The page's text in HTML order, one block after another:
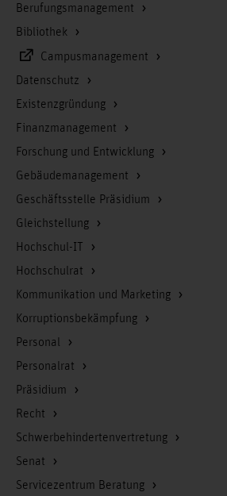
Berufungsmanagement
Bibliothek
Campusmanagement
Datenschutz
Existenzgründung
Finanzmanagement
Forschung und Entwicklung
Gebäudemanagement
Geschäftsstelle Präsidium
Gleichstellung
Hochschul-IT
Hochschulrat
Kommunikation und Marketing
Korruptionsbekämpfung
Personal
Personalrat
Präsidium
Recht
Schwerbehindertenvertretung
Senat
Servicezentrum Beratung